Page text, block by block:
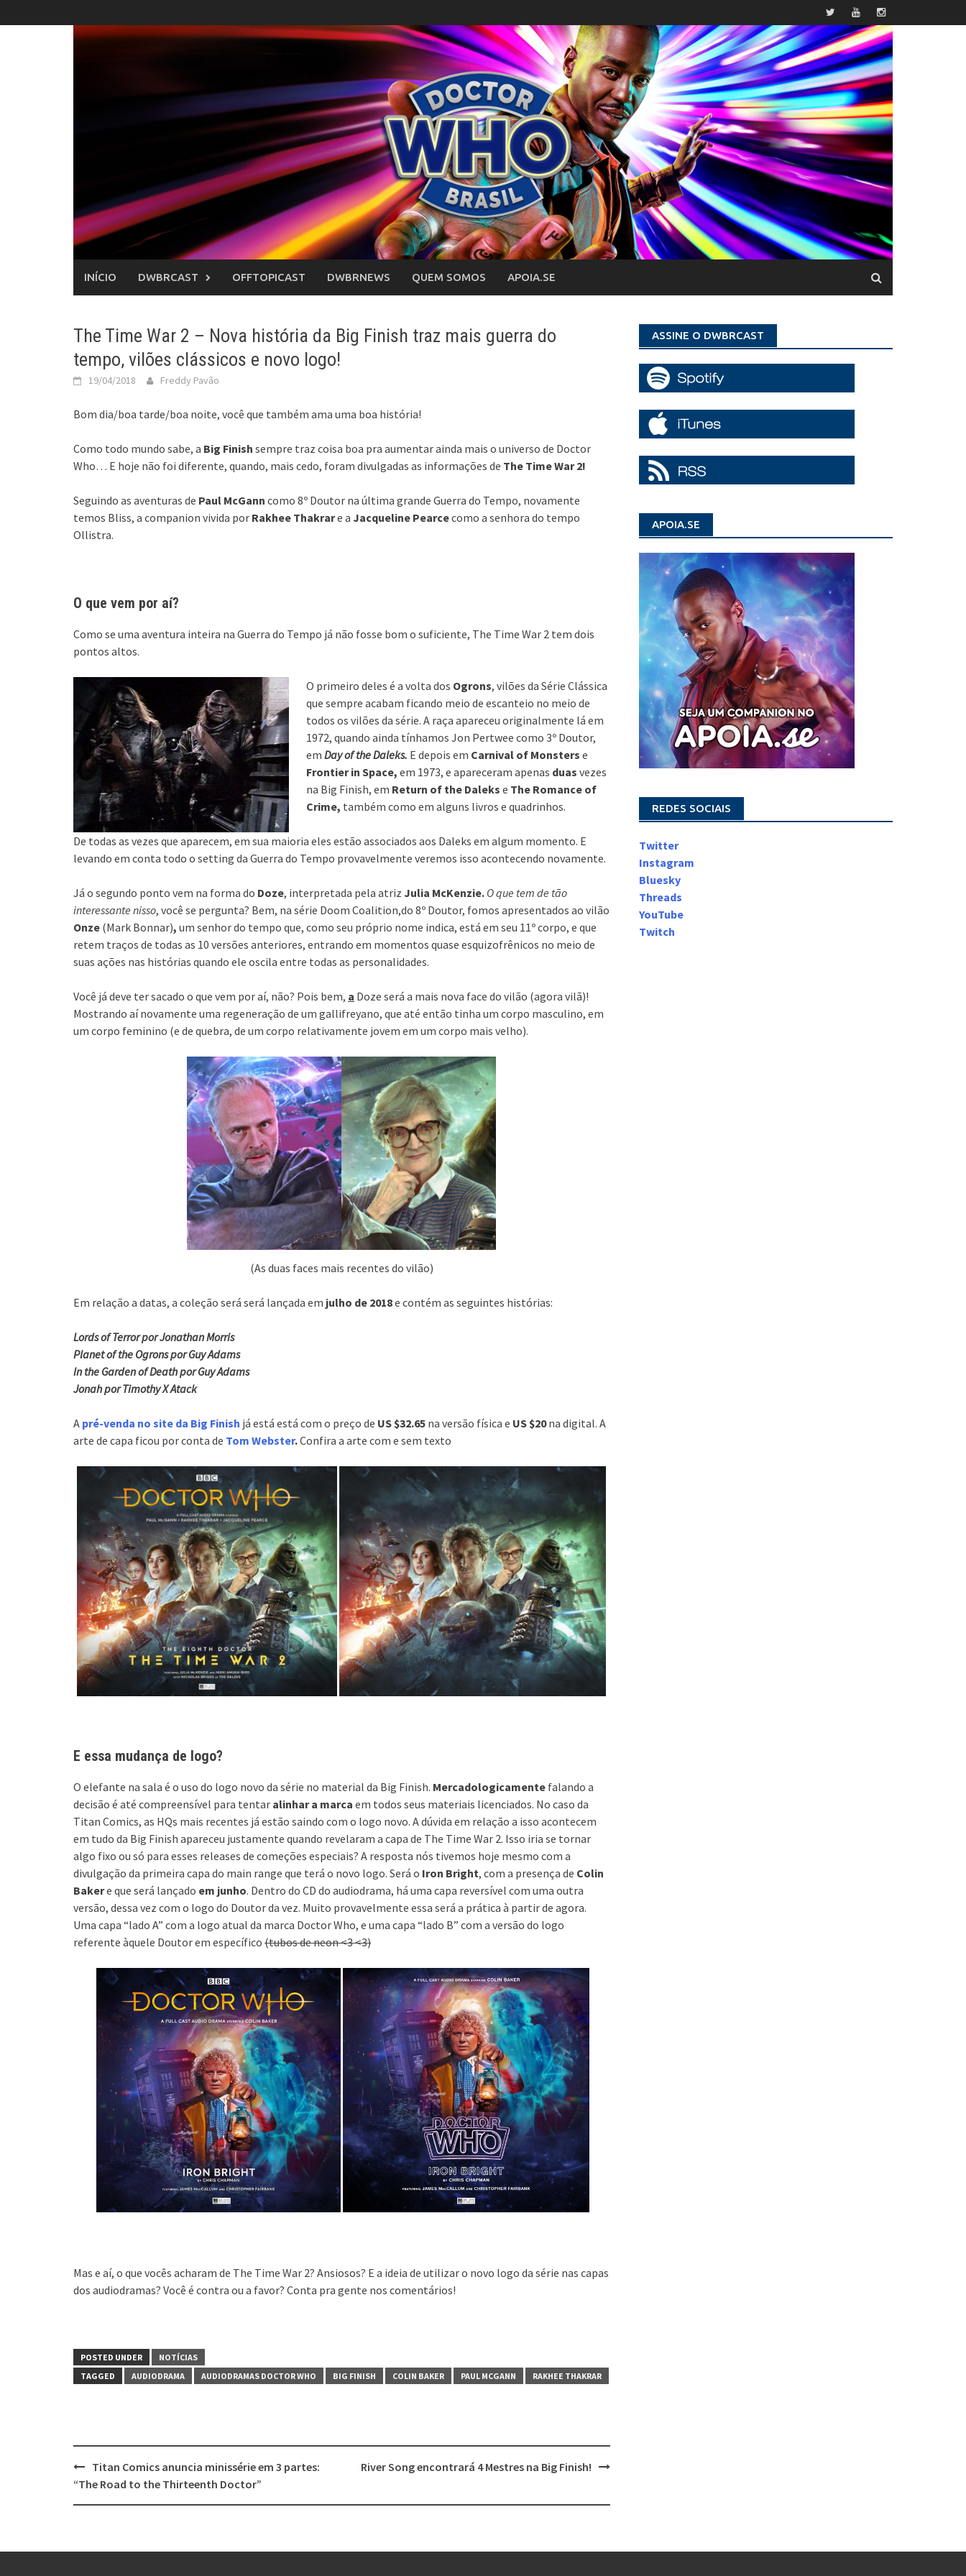
to
INÍCIO DWBRCAST OFFTOPICAST DWBRNEWS QUEM SOMOS APOIA.SE
The Time War 2 – Nova história da Big Finish traz mais guerra do
tempo, vilões clássicos e novo logo!
19/04/2018 Freddy Pavão
Bom dia/boa tarde/boa noite, você que também ama uma boa história!
Como todo mundo sabe, a Big Finish sempre traz coisa boa pra aumentar ainda mais o universo de Doctor
Who… E hoje não foi diferente, quando, mais cedo, foram divulgadas as informações de The Time War 2!
Seguindo as aventuras de Paul McGann como 8º Doutor na última grande Guerra do Tempo, novamente
temos Bliss, a companion vivida por Rakhee Thakrare a Jacqueline Pearcecomo a senhora do tempo
Ollistra.
O que vem por aí?
Como se uma aventura inteira na Guerra do Tempo já não fosse bom o suficiente, The Time War 2 tem dois
pontos altos.
O primeiro deles é a volta dos Ogrons, vilões da Série Clássica
que sempre acabam ficando meio de escanteio no meio de
todos os vilões da série. A raça apareceu originalmente lá em
1972, quando ainda tínhamos Jon Pertwee como 3º Doutor,
em Day of the Daleks. E depois em Carnival of Monsters e
Frontier in Space, em 1973, e apareceram apenas duas vezes
na Big Finish, em Return of the Daleks e The Romance of
Crime, também como em alguns livros e quadrinhos.
De todas as vezes que aparecem, em sua maioria eles estão associados aos Daleks em algum momento. E
levando em conta todo o setting da Guerra do Tempo provavelmente veremos isso acontecendo novamente.
Já o segundo ponto vem na forma do Doze, interpretada pela atriz Julia McKenzie. O que tem de tão
interessante nisso, você se pergunta? Bem, na série Doom Coalition,do 8º Doutor, fomos apresentados ao vilão
Onze (Mark Bonnar), um senhor do tempo que, como seu próprio nome indica, está em seu 11º corpo, e que
retem traços de todas as 10 versões anteriores, entrando em momentos quase esquizofrênicos no meio de
suas ações nas histórias quando ele oscila entre todas as personalidades.
Você já deve ter sacado o que vem por aí, não? Pois bem, a Doze será a mais nova face do vilão (agora vilã)!
Mostrando aí novamente uma regeneração de um gallifreyano, que até então tinha um corpo masculino, em
um corpo feminino (e de quebra, de um corpo relativamente jovem em um corpo mais velho).
(As duas faces mais recentes do vilão)
Em relação a datas, a coleção será será lançada em julho de 2018e contém as seguintes histórias:
Lords of Terror por Jonathan Morris
Planet of the Ogrons por Guy Adams
In the Garden of Death por Guy Adams
Jonah por Timothy X Atack
A pré-venda no site da Big Finish já está está com o preço de US $32.65 na versão física e US $20na digital. A
arte de capa ficou por conta de Tom Webster.Confira a arte com e sem texto
E essa mudança de logo?
O elefante na sala é o uso do logo novo da série no material da Big Finish. Mercadologicamente falando a
decisão é até compreensível para tentar alinhar a marca em todos seus materiais licenciados. No caso da
Titan Comics, as HQs mais recentes já estão saindo com o logo novo. A dúvida em relação a isso acontecem
em tudo da Big Finish apareceu justamente quando revelaram a capa de The Time War 2. Isso iria se tornar
algo fixo ou só para esses releases de começões especiais? A resposta nós tivemos hoje mesmo com a
divulgação da primeira capa do main range que terá o novo logo. Será o Iron Bright, com a presença de Colin
Bakere que será lançado em junho. Dentro do CD do audiodrama, há uma capa reversível com uma outra
versão, dessa vez com o logo do Doutor da vez. Muito provavelmente essa será a prática à partir de agora.
Uma capa “lado A” com a logo atual da marca Doctor Who, e uma capa “lado B” com a versão do logo
referente àquele Doutor em específico (tubos de neon <3 <3)
Mas e aí, o que vocês acharam de The Time War 2? Ansiosos? E a ideia de utilizar o novo logo da série nas capas
dos audiodramas? Você é contra ou a favor? Conta pra gente nos comentários!
POSTED UNDER
NOTÍCIAS
TAGGED
AUDIODRAMA AUDIODRAMAS DOCTOR WHO BIG FINISH COLIN BAKER PAUL MCGANN RAKHEE THAKRAR
Post
navigation
Titan Comics anuncia minissérie em 3 partes:
“The Road to the Thirteenth Doctor”
River Song encontrará 4 Mestres na Big Finish!
ASSINE O DWBRCAST
APOIA.SE
REDES SOCIAIS
Twitter
Instagram
Bluesky
Threads
YouTube
Twitch